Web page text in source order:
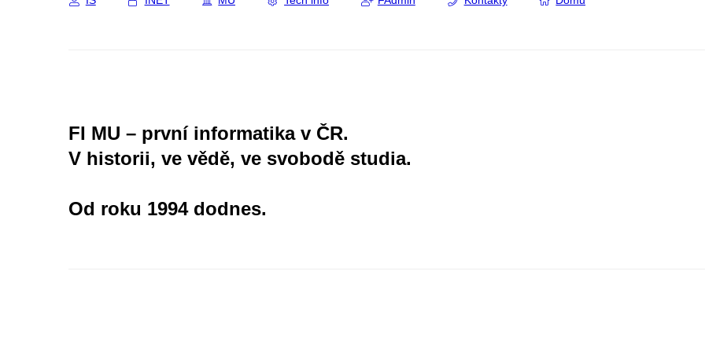
FI MU – první informatika v ČR.
V historii, ve vědě, ve svobodě studia.
Od roku 1994 dodnes.